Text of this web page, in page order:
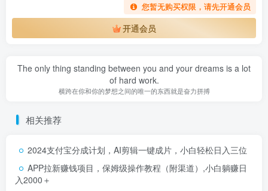
您暂无购买权限，请先开通会员
开通会员
The only thing standing between you and your dreams is a lot
of hard work.
横跨在你和你的梦想之间的唯一的东西就是奋力拼搏
相关推荐
2024支付宝分成计划，AI剪辑一键成片，小白轻松日入三位
APP拉新赚钱项目，保姆级操作教程（附渠道）,小白躺赚日
入2000＋